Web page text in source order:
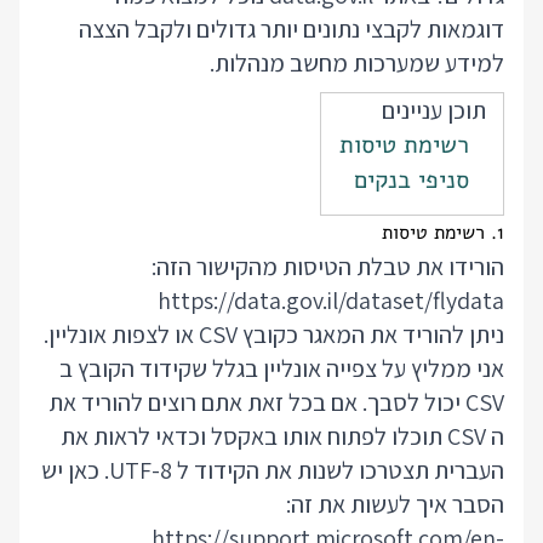
דוגמאות לקבצי נתונים יותר גדולים ולקבל הצצה
למידע שמערכות מחשב מנהלות.
תוכן עניינים
רשימת טיסות
סניפי בנקים
1. רשימת טיסות
הורידו את טבלת הטיסות מהקישור הזה:
https://data.gov.il/dataset/flydata
ניתן להוריד את המאגר כקובץ CSV או לצפות אונליין.
אני ממליץ על צפייה אונליין בגלל שקידוד הקובץ ב
CSV יכול לסבך. אם בכל זאת אתם רוצים להוריד את
ה CSV תוכלו לפתוח אותו באקסל וכדאי לראות את
העברית תצטרכו לשנות את הקידוד ל UTF-8. כאן יש
הסבר איך לעשות את זה: